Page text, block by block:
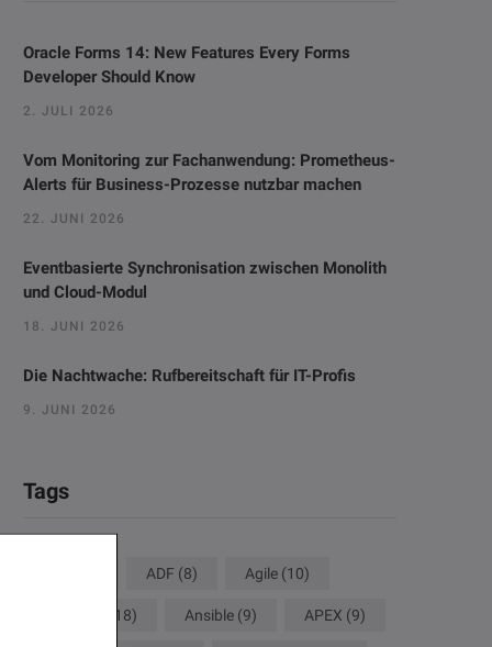
Oracle Forms 14: New Features Every Forms
Developer Should Know
2. JULI 2026
Vom Monitoring zur Fachanwendung: Prometheus-
Alerts für Business-Prozesse nutzbar machen
22. JUNI 2026
Eventbasierte Synchronisation zwischen Monolith
und Cloud-Modul
18. JUNI 2026
Die Nachtwache: Rufbereitschaft für IT-Profis
9. JUNI 2026
Tags
ADF (8) Agile (10)
(18) Ansible (9) APEX (9)